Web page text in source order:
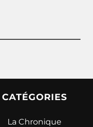
CATÉGORIES
La Chronique